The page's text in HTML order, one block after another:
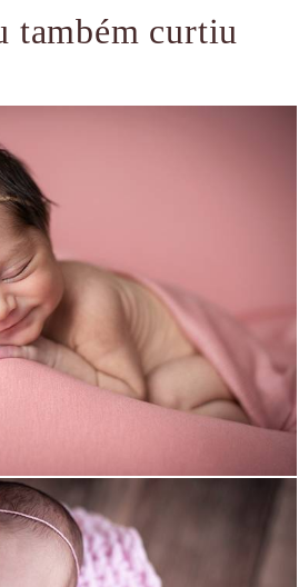
também curtiu
1522 0